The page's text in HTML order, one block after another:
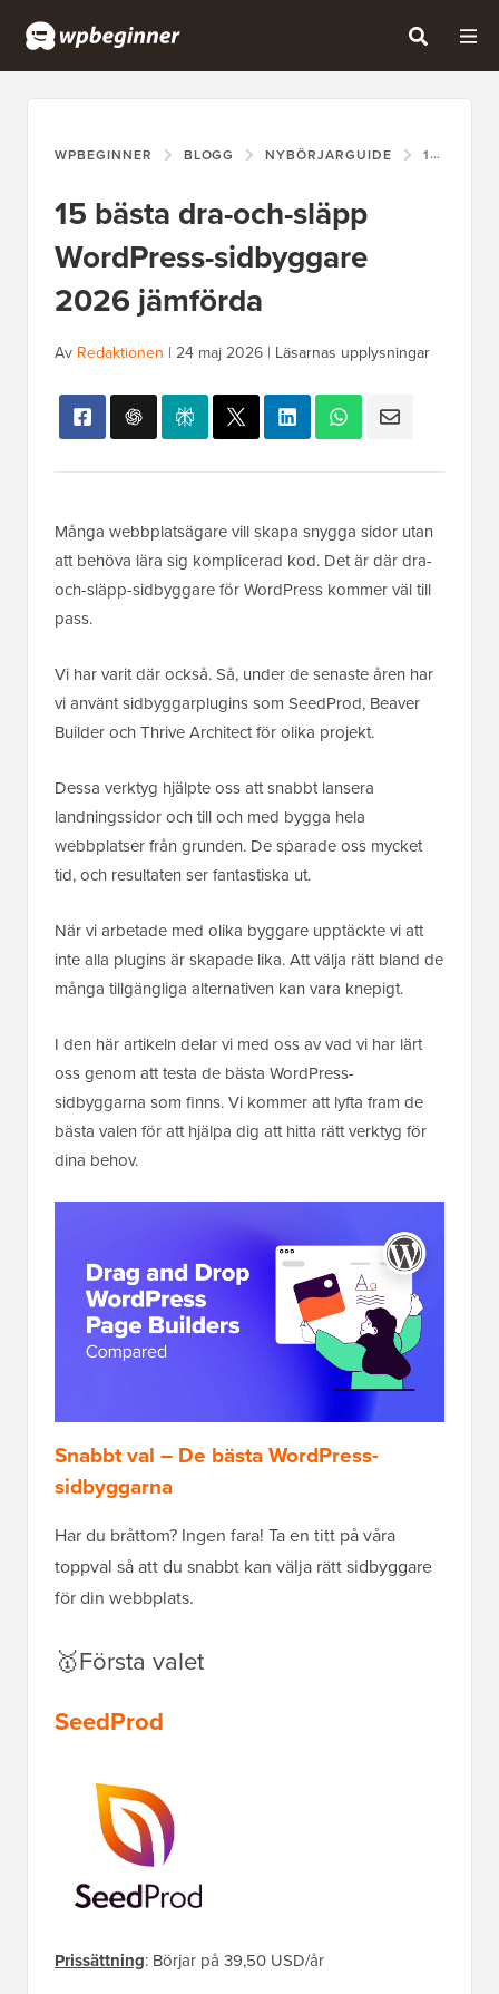
WPBEGINNER BLOGG NYBÖRJARGUIDE 15 BÄSTA DRA-OCH-SLÄPP WORDPRESS-SIDBYGGARE 2026 JÄMFÖRDA
15 bästa dra-och-släpp
WordPress-sidbyggare
2026 jämförda
Av Redaktionen | 24 maj 2026 | Läsarnas upplysningar
Många webbplatsägare vill skapa snygga sidor utan
att behöva lära sig komplicerad kod. Det är där dra-
och-släpp-sidbyggare för WordPress kommer väl till
pass.
Vi har varit där också. Så, under de senaste åren har
vi använt sidbyggarplugins som SeedProd, Beaver
Builder och Thrive Architect för olika projekt.
Dessa verktyg hjälpte oss att snabbt lansera
landningssidor och till och med bygga hela
webbplatser från grunden. De sparade oss mycket
tid, och resultaten ser fantastiska ut.
När vi arbetade med olika byggare upptäckte vi att
inte alla plugins är skapade lika. Att välja rätt bland de
många tillgängliga alternativen kan vara knepigt.
I den här artikeln delar vi med oss av vad vi har lärt
oss genom att testa de bästa WordPress-
sidbyggarna som finns. Vi kommer att lyfta fram de
bästa valen för att hjälpa dig att hitta rätt verktyg för
dina behov.
Snabbt val – De bästa WordPress-
sidbyggarna
Har du bråttom? Ingen fara! Ta en titt på våra
toppval så att du snabbt kan välja rätt sidbyggare
för din webbplats.
🥇Första valet
SeedProd
Prissättning: Börjar på 39,50 USD/år